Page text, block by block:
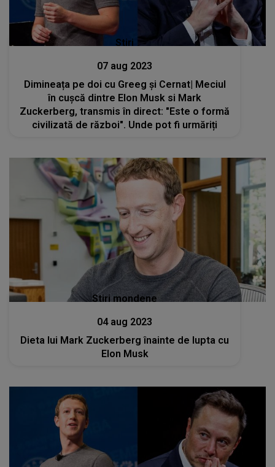
Stiri
07 aug 2023
Dimineața pe doi cu Greeg și Cernat| Meciul
în cuşcă dintre Elon Musk si Mark
Zuckerberg, transmis în direct: "Este o formă
civilizată de război". Unde pot fi urmăriți
Stiri mondene
04 aug 2023
Dieta lui Mark Zuckerberg înainte de lupta cu
Elon Musk